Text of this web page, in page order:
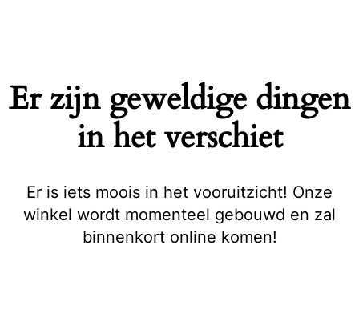
Er zijn geweldige dingen
in het verschiet
Er is iets moois in het vooruitzicht! Onze
winkel wordt momenteel gebouwd en zal
binnenkort online komen!